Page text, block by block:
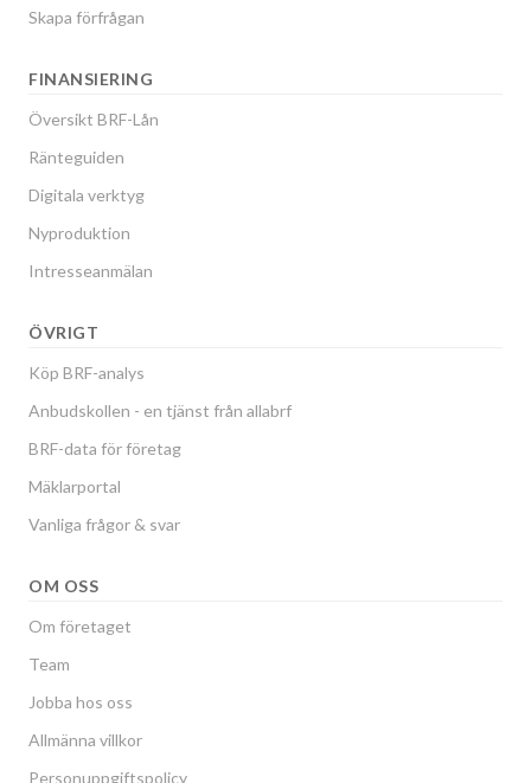
Skapa förfrågan
FINANSIERING
Översikt BRF-Lån
Ränteguiden
Digitala verktyg
Nyproduktion
Intresseanmälan
ÖVRIGT
Köp BRF-analys
Anbudskollen - en tjänst från allabrf
BRF-data för företag
Mäklarportal
Vanliga frågor & svar
OM OSS
Om företaget
Team
Jobba hos oss
Allmänna villkor
Personuppgiftspolicy